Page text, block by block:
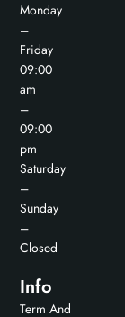
Monday
–
Friday
09:00
am
–
09:00
pm
Saturday
–
Sunday
–
Closed
Info
Term And